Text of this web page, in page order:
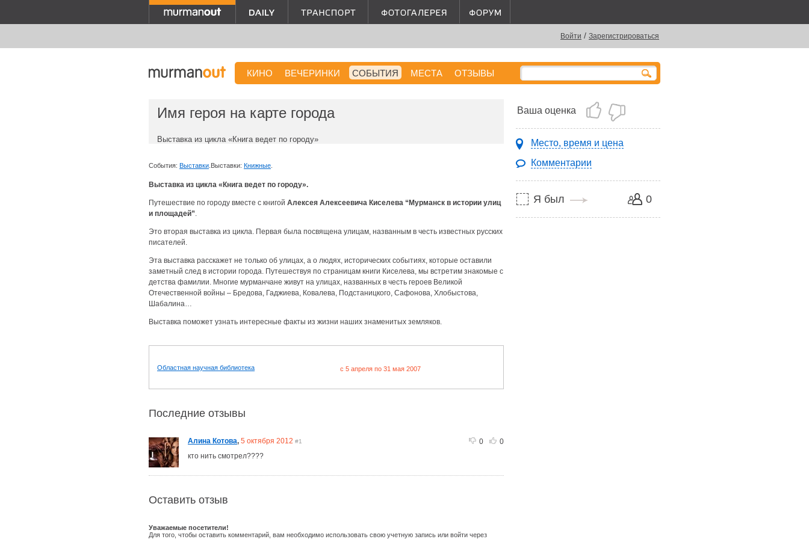
Войти / Зарегистрироваться
КИНО ВЕЧЕРИНКИ СОБЫТИЯ МЕСТА ОТЗЫВЫ
Ваша оценка
Место, время и цена
Комментарии
0
Я был
Имя героя на карте города
Выставка из цикла «Книга ведет по городу»
События: Выставки Выставки: Книжные
Выставка из цикла «Книга ведет по городу».
Путешествие по городу вместе с книгой Алексея Алексеевича Киселева “Мурманск в истории улиц
и площадей”.
Это вторая выставка из цикла. Первая была посвящена улицам, названным в честь известных русских
писателей.
Эта выставка расскажет не только об улицах, а о людях, исторических событиях, которые оставили
заметный след в истории города. Путешествуя по страницам книги Киселева, мы встретим знакомые с
детства фамилии. Многие мурманчане живут на улицах, названных в честь героев Великой
Отечественной войны – Бредова, Гаджиева, Ковалева, Подстаницкого, Сафонова, Хлобыстова,
Шабалина…
Выставка поможет узнать интересные факты из жизни наших знаменитых земляков.
Областная научная библиотека c 5 апреля по 31 мая 2007
Последние отзывы
0 0
Алина Котова, 5 октября 2012 #1
кто нить смотрел????
Оставить отзыв
Уважаемые посетители!
Для того, чтобы оставить комментарий, вам необходимо использовать свою учетную запись или войти через